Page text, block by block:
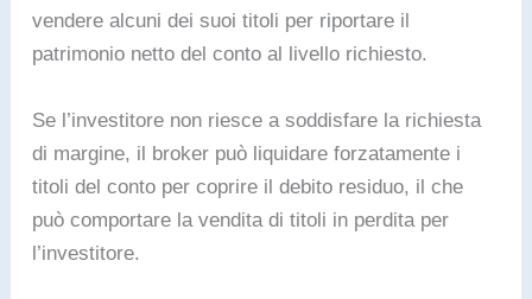
vendere alcuni dei suoi titoli per riportare il
patrimonio netto del conto al livello richiesto.
Se l’investitore non riesce a soddisfare la richiesta
di margine, il broker può liquidare forzatamente i
titoli del conto per coprire il debito residuo, il che
può comportare la vendita di titoli in perdita per
l’investitore.